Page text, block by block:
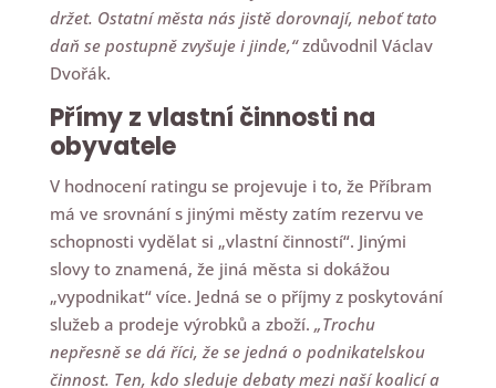
držet. Ostatní města nás jistě dorovnají, neboť tato
daň se postupně zvyšuje i jinde,“zdůvodnil Václav
Dvořák.
Přímy z vlastní činnosti na
obyvatele
V hodnocení ratingu se projevuje i to, že Příbram
má ve srovnání s jinými městy zatím rezervu ve
schopnosti vydělat si „vlastní činností“. Jinými
slovy to znamená, že jiná města si dokážou
„vypodnikat“ více. Jedná se o příjmy z poskytování
služeb a prodeje výrobků a zboží. „Trochu
nepřesně se dá říci, že se jedná o podnikatelskou
činnost. Ten, kdo sleduje debaty mezi naší koalicí a